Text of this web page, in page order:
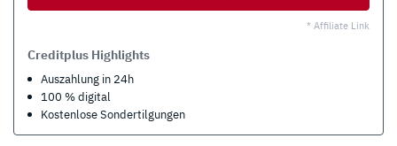
* Affiliate Link
Creditplus Highlights
Auszahlung in 24h
100 % digital
Kostenlose Sondertilgungen